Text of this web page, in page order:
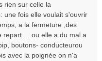
rien sur celle la
une fois elle voulait s'ouvrir
a la fermeture ,des
repart ... ou elle a du mal a
boutons- conducteurou
avec la poignée on n'a